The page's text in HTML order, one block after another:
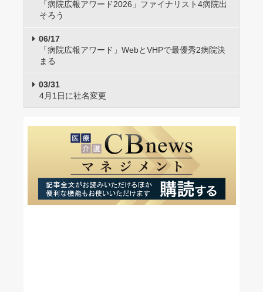
「病院広報アワード2026」ファイナリスト4病院出
そろう
06/17
「病院広報アワード」WebとVHPで最優秀2病院決
まる
03/31
4月1日に社名変更